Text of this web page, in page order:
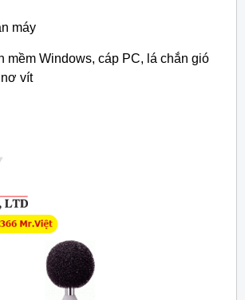
máy
mềm Windows, cáp PC, lá chắn gió
vít